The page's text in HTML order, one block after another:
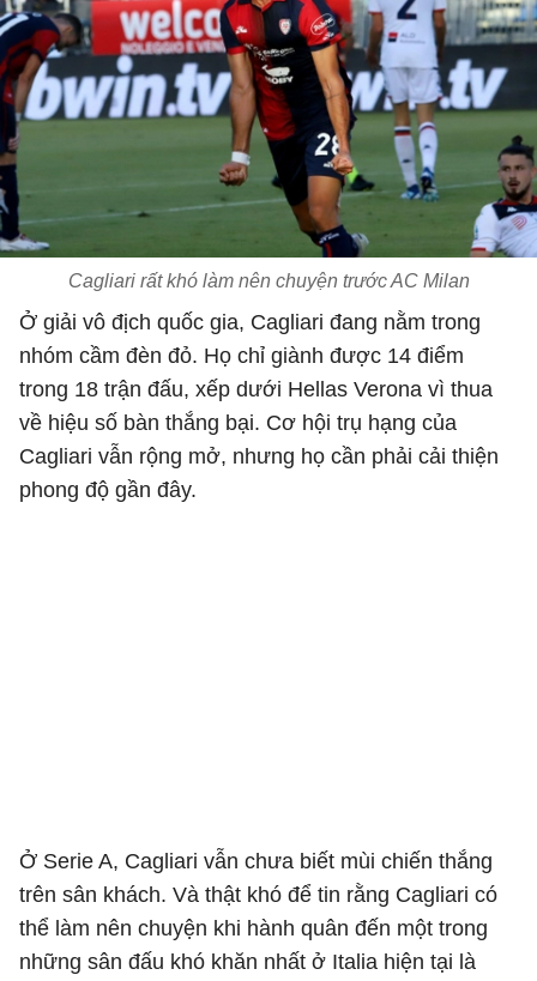
Cagliari rất khó làm nên chuyện trước AC Milan
Ở giải vô địch quốc gia, Cagliari đang nằm trong
nhóm cầm đèn đỏ. Họ chỉ giành được 14 điểm
trong 18 trận đấu, xếp dưới Hellas Verona vì thua
về hiệu số bàn thắng bại. Cơ hội trụ hạng của
Cagliari vẫn rộng mở, nhưng họ cần phải cải thiện
phong độ gần đây.
Ở Serie A, Cagliari vẫn chưa biết mùi chiến thắng
trên sân khách. Và thật khó để tin rằng Cagliari có
thể làm nên chuyện khi hành quân đến một trong
những sân đấu khó khăn nhất ở Italia hiện tại là